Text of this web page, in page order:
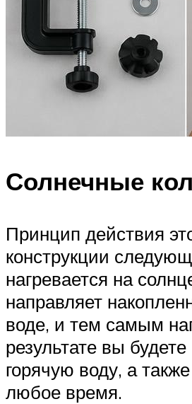
Солнечные
Принцип действия
конструкции
нагревается на
направляет
воде, и тем самым
результате вы
горячую воду, а
любое время.